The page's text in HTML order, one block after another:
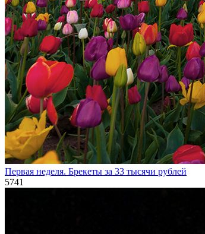
Первая неделя. Брекеты за 33 тысячи рублей
5741